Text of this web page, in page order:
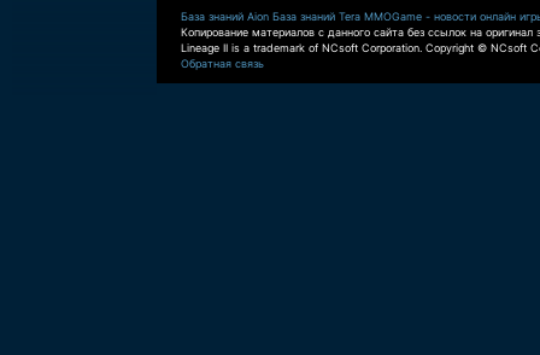
База знаний Aion База знаний Tera MMOGame - новости онлайн
Копирование материалов с данного сайта без ссылок на оригинал
Lineage II is a trademark of NCsoft Corporation. Copyright © NCsoft
Обратная связь